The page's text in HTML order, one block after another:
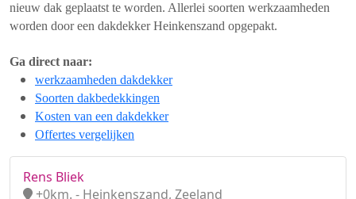
nieuw dak geplaatst te worden. Allerlei soorten werkzaamheden
worden door een dakdekker Heinkenszand opgepakt.
Ga direct naar:
werkzaamheden dakdekker
Soorten dakbedekkingen
Kosten van een dakdekker
Offertes vergelijken
Rens Bliek
+0km. - Heinkenszand, Zeeland